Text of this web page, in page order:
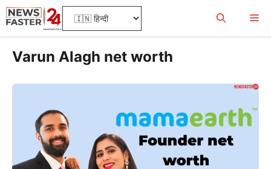
Skip
to
Varun Alagh net worth